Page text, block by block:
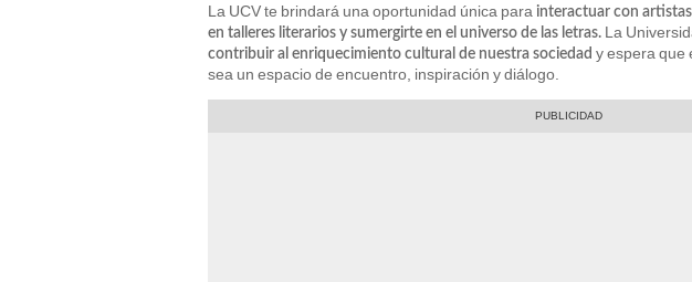
La UCV te brindará una oportunidad única para interactuar con
en talleres literarios y sumergirte en el universo de las letras. La
contribuir al enriquecimiento cultural de nuestra sociedad y espera que
sea un espacio de encuentro, inspiración y diálogo.